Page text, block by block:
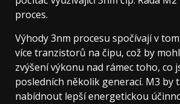
proces.
Výhody 3nm procesu spočívají v
více tranzistorů na čipu, což by
zvýšení výkonu nad rámec toho, co
posledních několik generací. M3 by
nabídnout lepší energetickou